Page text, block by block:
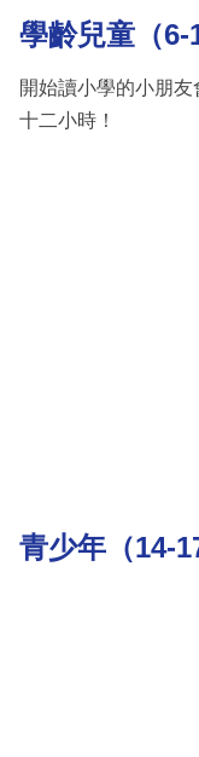
學齡兒童（6-
開始讀小學的小朋
十二小時！
青少年（14-